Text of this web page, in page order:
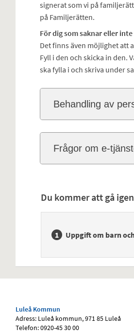
signerat som vi på
på Familjerätten.
För dig som saknar eller
Det finns även möjlighet att
Fyll i den och skicka in den.
ska fylla i och skriva under
Behandling av
Frågor om e-
Du kommer att gå
Uppgift om barn
Luleå Kommun
Adress: Luleå kommun, 971 85 Luleå
Telefon: 0920-45 30 00